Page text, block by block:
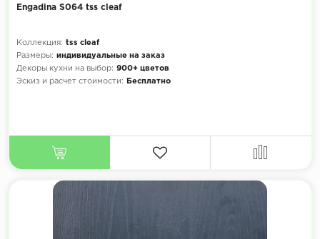
Engadina S064 tss cleaf
Коллекция: tss cleaf
Размеры: индивидуальные на заказ
Декоры кухни на выбор: 900+ цветов
Эскиз и расчет стоимости:
Бесплатно